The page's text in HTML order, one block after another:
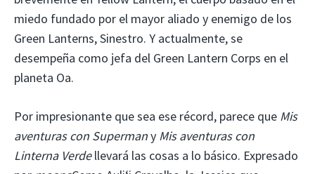
miedo fundado por el mayor aliado y enemigo de los
Green Lanterns, Sinestro. Y actualmente, se
desempeña como jefa del Green Lantern Corps en el
planeta Oa.
Por impresionante que sea ese récord, parece que Mis
aventuras con Supermany Mis aventuras con
Linterna Verdellevará las cosas a lo básico. Expresado